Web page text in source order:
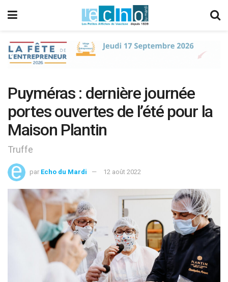
Puyméras : dernière journée
portes ouvertes de l’été pour la
Maison Plantin
Truffe
par Echo du Mardi 12 août 2022